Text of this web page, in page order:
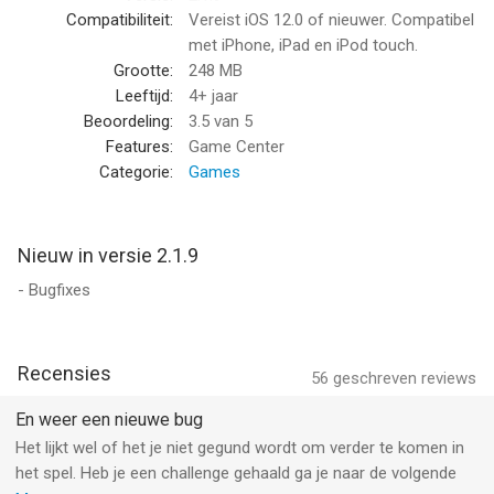
swamps, amazing airships, and chocolate covered islands!
Travel across an amazing world filled with color and variety on
a saga to rescue the trapped Babies! Shoot and pop bubbles to
rescue the Babies trapped inside, and create combos to score
even higher. As you blast more bubbles, you’ll unlock new areas
filled with more challenges!
drop Bubbles to pop them instantly.
powered up! Use Rainbow Bubbles to pop any color, Bomb
Bubbles to blast through the level, or Super Score to double
your points! Keep playing to discover even more fun power-
ups! Can you master them all?
Compatibiliteit:
Vereist iOS 12.0 of nieuwer. Compatibel
met iPhone, iPad en iPod touch.
Grootte:
248 MB
Leeftijd:
4+ jaar
Beoordeling:
3.5 van 5
Features:
Game Center
Categorie:
Games
Nieuw in versie 2.1.9
- Bugfixes
56 geschreven reviews
Recensies
En weer een nieuwe bug
Het lijkt wel of het je niet gegund wordt om verder te komen in
het spel. Heb je een challenge gehaald ga je naar de volgende